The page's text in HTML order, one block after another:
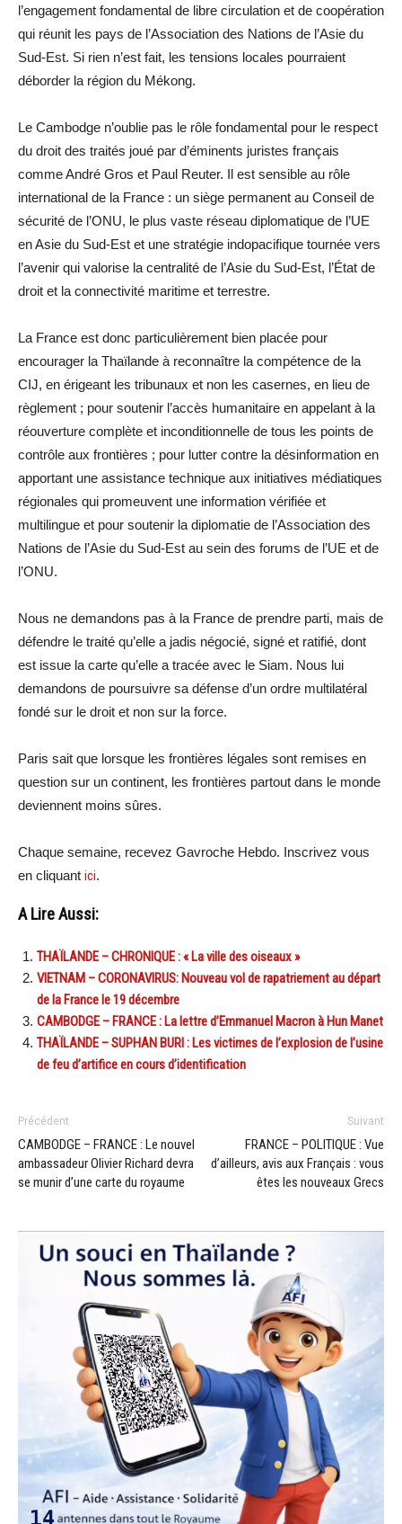
l’engagement fondamental de libre circulation et de coopération
qui réunit les pays de l’Association des Nations de l’Asie du
Sud-Est. Si rien n’est fait, les tensions locales pourraient
déborder la région du Mékong.
Le Cambodge n’oublie pas le rôle fondamental pour le respect
du droit des traités joué par d’éminents juristes français
comme André Gros et Paul Reuter. Il est sensible au rôle
international de la France : un siège permanent au Conseil de
sécurité de l’ONU, le plus vaste réseau diplomatique de l’UE
en Asie du Sud-Est et une stratégie indopacifique tournée vers
l’avenir qui valorise la centralité de l’Asie du Sud-Est, l’État de
droit et la connectivité maritime et terrestre.
La France est donc particulièrement bien placée pour
encourager la Thaïlande à reconnaître la compétence de la
CIJ, en érigeant les tribunaux et non les casernes, en lieu de
règlement ; pour soutenir l’accès humanitaire en appelant à la
réouverture complète et inconditionnelle de tous les points de
contrôle aux frontières ; pour lutter contre la désinformation en
apportant une assistance technique aux initiatives médiatiques
régionales qui promeuvent une information vérifiée et
multilingue et pour soutenir la diplomatie de l’Association des
Nations de l’Asie du Sud-Est au sein des forums de l’UE et de
l’ONU.
Nous ne demandons pas à la France de prendre parti, mais de
défendre le traité qu’elle a jadis négocié, signé et ratifié, dont
est issue la carte qu’elle a tracée avec le Siam. Nous lui
demandons de poursuivre sa défense d’un ordre multilatéral
fondé sur le droit et non sur la force.
Paris sait que lorsque les frontières légales sont remises en
question sur un continent, les frontières partout dans le monde
deviennent moins sûres.
Chaque semaine, recevez Gavroche Hebdo. Inscrivez vous
en cliquant ici.
A Lire Aussi:
THAÏLANDE – CHRONIQUE : « La ville des oiseaux »
VIETNAM – CORONAVIRUS: Nouveau vol de rapatriement au départ
de la France le 19 décembre
CAMBODGE – FRANCE : La lettre d’Emmanuel Macron à Hun Manet
THAÏLANDE – SUPHAN BURI : Les victimes de l’explosion de l’usine
de feu d’artifice en cours d’identification
Précédent
CAMBODGE – FRANCE : Le nouvel
ambassadeur Olivier Richard devra
se munir d’une carte du royaume
Suivant
FRANCE – POLITIQUE : Vue
d’ailleurs, avis aux Français : vous
êtes les nouveaux Grecs